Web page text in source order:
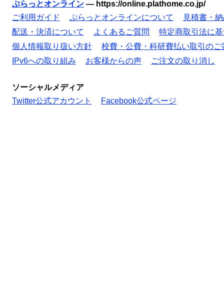
ぷらっとオンライン — https://online.plathome.co.jp/
ご利用ガイド
ぷらっとオンラインについて
見積書・
配送・決済について
よくあるご質問
特定商取引法に
個人情報取り扱い方針
校費・公費・科研費払い取引のご
IPv6への取り組み
お客様からの声 ご注文の取り消し
ソーシャルメディア
Twitter公式アカウント
Facebook公式ページ